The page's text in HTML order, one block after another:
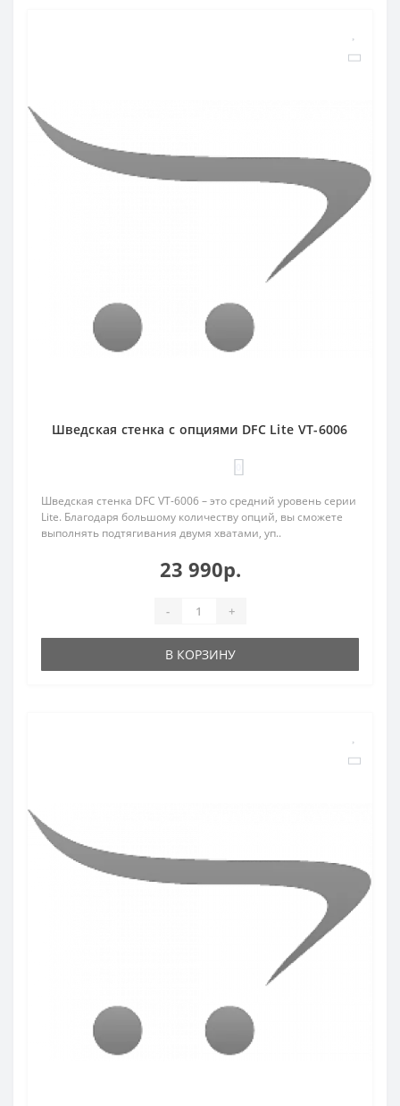
Шведская стенка с опциями DFC Lite VT-6006
Шведская стенка DFC VT-6006 – это средний уровень серии
Lite. Благодаря большому количеству опций, вы сможете
выполнять подтягивания двумя хватами, уп..
23 990р.
- +
В КОРЗИНУ